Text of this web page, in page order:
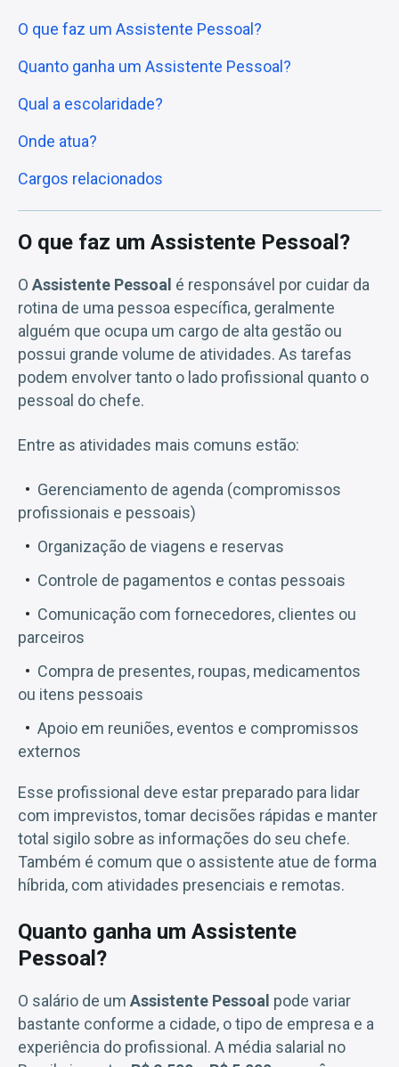
O que faz um Assistente Pessoal?
Quanto ganha um Assistente Pessoal?
Qual a escolaridade?
Onde atua?
Cargos relacionados
O que faz um Assistente Pessoal?
O Assistente Pessoal é responsável por cuidar da
rotina de uma pessoa específica, geralmente
alguém que ocupa um cargo de alta gestão ou
possui grande volume de atividades. As tarefas
podem envolver tanto o lado profissional quanto o
pessoal do chefe.
Entre as atividades mais comuns estão:
Gerenciamento de agenda (compromissos
profissionais e pessoais)
Organização de viagens e reservas
Controle de pagamentos e contas pessoais
Comunicação com fornecedores, clientes ou
parceiros
Compra de presentes, roupas, medicamentos
ou itens pessoais
Apoio em reuniões, eventos e compromissos
externos
Esse profissional deve estar preparado para lidar
com imprevistos, tomar decisões rápidas e manter
total sigilo sobre as informações do seu chefe.
Também é comum que o assistente atue de forma
híbrida, com atividades presenciais e remotas.
Quanto ganha um Assistente
Pessoal?
O salário de um Assistente Pessoal pode variar
bastante conforme a cidade, o tipo de empresa e a
experiência do profissional. A média salarial no